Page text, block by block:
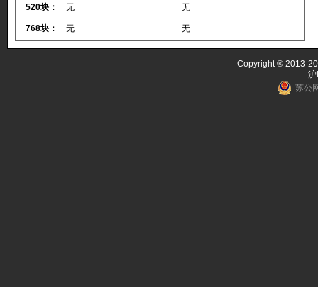
520块： 无 无
768块： 无 无
Copyright ® 2013-
苏公